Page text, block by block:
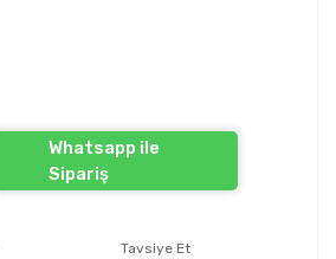
Whatsapp ile
Sipariş
Tavsiye Et